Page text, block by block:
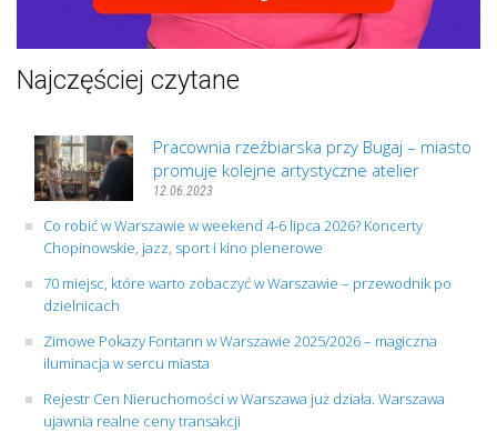
Najczęściej czytane
Pracownia rzeźbiarska przy Bugaj – miasto
promuje kolejne artystyczne atelier
12.06.2023
Co robić w Warszawie w weekend 4-6 lipca 2026? Koncerty
Chopinowskie, jazz, sport i kino plenerowe
70 miejsc, które warto zobaczyć w Warszawie – przewodnik po
dzielnicach
Zimowe Pokazy Fontann w Warszawie 2025/2026 – magiczna
iluminacja w sercu miasta
Rejestr Cen Nieruchomości w Warszawa już działa. Warszawa
ujawnia realne ceny transakcji